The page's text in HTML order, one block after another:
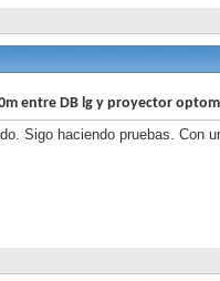
entre DB lg y proyector
Sigo haciendo pruebas. Con